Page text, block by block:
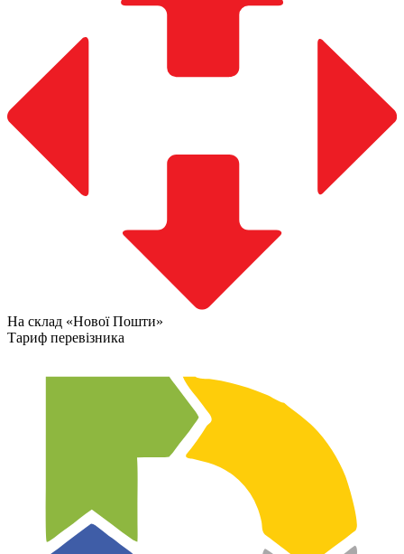
На склад «Нової Пошти»
Тариф перевізника